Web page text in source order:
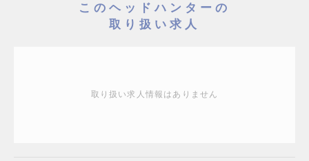
このヘッドハンターの
取り扱い求人
取り扱い求人情報はありません